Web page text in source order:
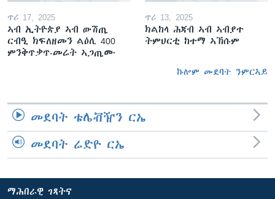
ጥሪ 17, 2025
ኣብ ኢትዮጵያ ኣብ ውሽጢ
ርብዒ ክፍለዘመን ልዕሊ 400
ምንቅጥቃጥ-መሬት ኣጋጢሙ
ጥሪ 13, 2025
ክልከላ ሕጃብ ኣብ ኣብያተ
ትምህርቲ ከተማ ኣኽሱም
ኩሎም መደባት ንምርኣይ
መደባት ቴሌቭዥን ርኤ
መደባት ሬድዮ ርኤ
ማሕበራዊ ገጻትና